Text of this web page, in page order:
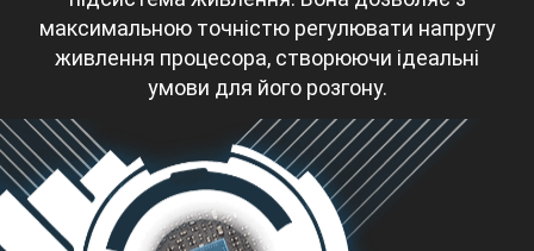
максимальною точністю регулювати напругу
живлення процесора, створюючи ідеальні
умови для його розгону.